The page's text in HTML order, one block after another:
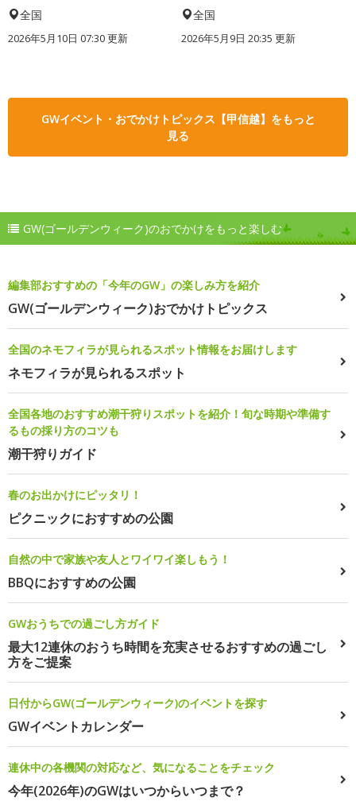
全国
2026年5月10日 07:30 更新
全国
2026年5月9日 20:35 更新
GWイベント・おでかけトピックス【甲信越】をもっと
見る
GW(ゴールデンウィーク)のおでかけをもっと楽しむ
編集部おすすめの「今年のGW」の楽しみ方を紹介
GW(ゴールデンウィーク)おでかけトピックス
全国のネモフィラが見られるスポット情報をお届けします
ネモフィラが見られるスポット
全国各地のおすすめ潮干狩りスポットを紹介！旬な時期や準備す
るもの採り方のコツも
潮干狩りガイド
春のお出かけにピッタリ！
ピクニックにおすすめの公園
自然の中で家族や友人とワイワイ楽しもう！
BBQにおすすめの公園
GWおうちでの過ごし方ガイド
最大12連休のおうち時間を充実させるおすすめの過ごし
方をご提案
日付からGW(ゴールデンウィーク)のイベントを探す
GWイベントカレンダー
連休中の各機関の対応など、気になることをチェック
今年(2026年)のGWはいつからいつまで？